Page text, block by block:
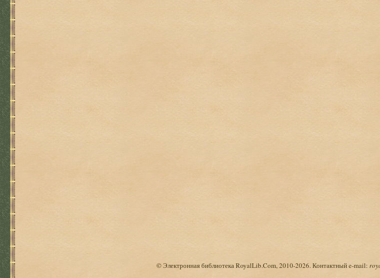
© Электронная библиотека RoyalLib.Com, 2010-2026. Контактный e-mail: